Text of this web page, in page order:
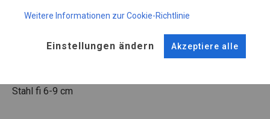
Stahl ca.fi 38 mm Stahl ca.fi 42 mm
Stahl fi 6-9 cm
Weitere Informationen zur Cookie-Richtlinie
Einstellungen ändern Akzeptiere alle